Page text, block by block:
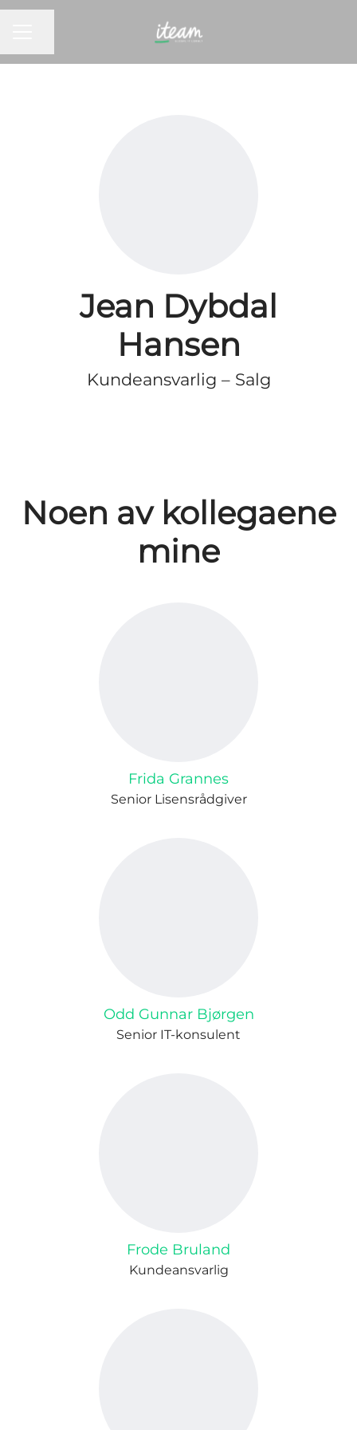
Jean Dybdal
Hansen
Kundeansvarlig – Salg
Noen av kollegaene
mine
Frida Grannes
Senior Lisensrådgiver
Odd Gunnar Bjørgen
Senior IT-konsulent
Frode Bruland
Kundeansvarlig